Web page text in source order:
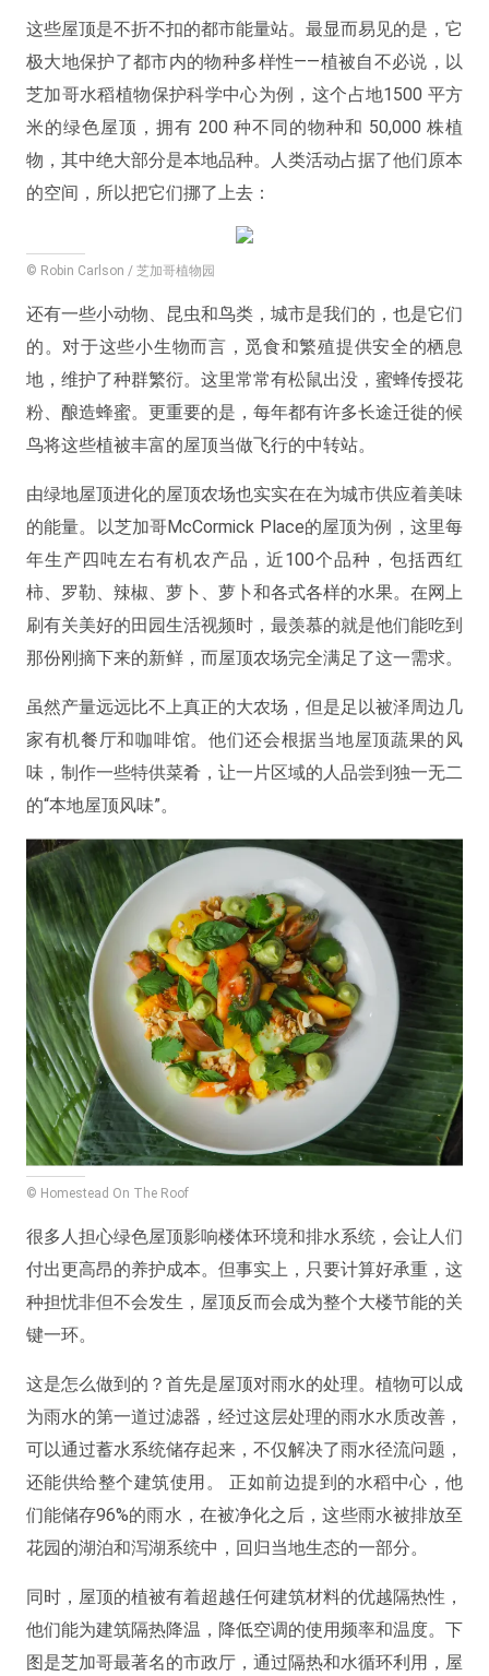
这些屋顶是不折不扣的都市能量站。最显而易见的是，它
极大地保护了都市内的物种多样性——植被自不必说，以
芝加哥水稻植物保护科学中心为例，这个占地1500 平方
米的绿色屋顶，拥有 200 种不同的物种和 50,000 株植
物，其中绝大部分是本地品种。人类活动占据了他们原本
的空间，所以把它们挪了上去：
© Robin Carlson / 芝加哥植物园
还有一些小动物、昆虫和鸟类，城市是我们的，也是它们
的。对于这些小生物而言，觅食和繁殖提供安全的栖息
地，维护了种群繁衍。这里常常有松鼠出没，蜜蜂传授花
粉、酿造蜂蜜。更重要的是，每年都有许多长途迁徙的候
鸟将这些植被丰富的屋顶当做飞行的中转站。
由绿地屋顶进化的屋顶农场也实实在在为城市供应着美味
的能量。
以芝加哥McCormick Place的屋顶为例，这里每
年生产四吨左右有机农产品，近100个品种，包括西红
柿、罗勒、辣椒、萝卜、萝卜和各式各样的水果。在网上
刷有关美好的田园生活视频时，最羡慕的就是他们能吃到
那份刚摘下来的新鲜，而屋顶农场完全满足了这一需求。
虽然产量远远比不上真正的大农场，但是足以被泽周边几
家有机餐厅和咖啡馆。他们还会根据当地屋顶蔬果的风
味，制作一些特供菜肴，让一片区域的人品尝到独一无二
的“本地屋顶风味”。
© Homestead On The Roof
很多人担心绿色屋顶影响楼体环境和排水系统，会让人们
付出更高昂的养护成本。 但事实上，只要计算好承重，这
种担忧非但不会发生，屋顶反而会成为整个大楼节能的关
键一环。
这是怎么做到的？首先是屋顶对雨水的处理。植物可以成
为雨水的第一道过滤器，经过这层处理的雨水水质改善，
可以通过蓄水系统储存起来，不仅解决了雨水径流问题，
还能供给整个建筑使用。 正如前边提到的水稻中心，他
们能储存96%的雨水，在被净化之后，这些雨水被排放至
花园的湖泊和泻湖系统中，回归当地生态的一部分。
同时，屋顶的植被有着超越任何建筑材料的优越隔热性，
他们能为建筑隔热降温，降低空调的使用频率和温度。下
图是芝加哥最著名的市政厅，通过隔热和水循环利用，屋